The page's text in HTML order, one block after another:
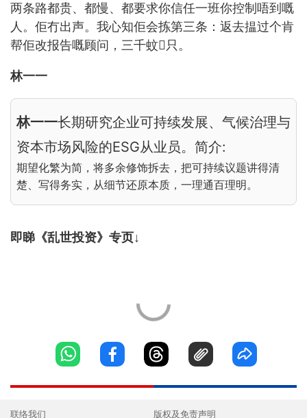
两条路都贵、都慢、都要求你信任一班你控制唔到嘅
人。佢冇出声。我心知佢会拣第三条：返去揾过个肯
帮佢改报告嘅顾问，三千蚊𠮶只。
林一一
林一一长期研究企业可持续发展、气候治理与
资本市场风险的ESG从业员。简介:
期望化繁为简，将多余修饰拆去，把可持续议题讲得清
楚、写得务实，从细节还原本质，一理通百理明。
即睇《乱世投资》专页↓
联络我们 版权及免责声明